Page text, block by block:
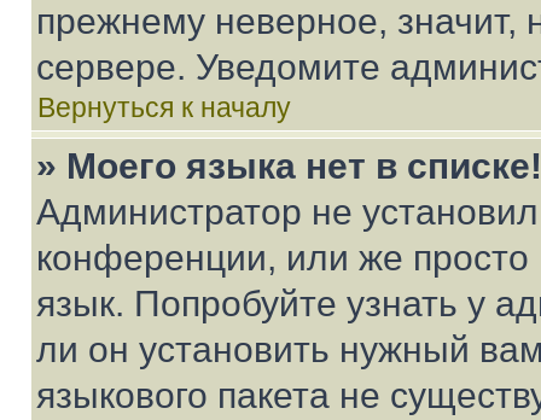
прежнему неверное, значит,
сервере. Уведомите
Вернуться к началу
» Моего языка нет в списке!
Администратор не
конференции, или же
язык. Попробуйте узнать у
ли он установить нужный
языкового пакета не